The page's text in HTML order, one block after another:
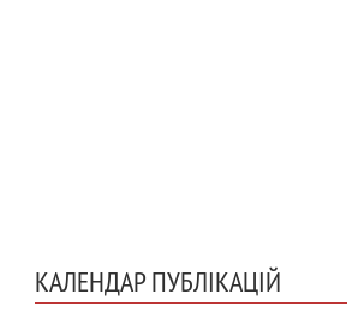
КАЛЕНДАР ПУБЛІКАЦІЙ